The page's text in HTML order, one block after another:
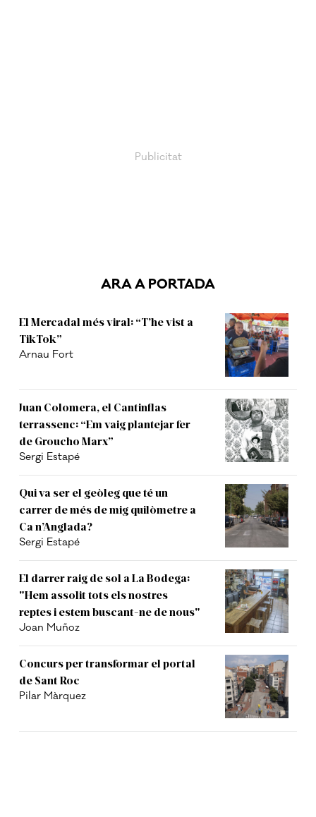
ARA A PORTADA
El Mercadal més viral: “T’he vist a
TikTok”
Arnau Fort
Juan Colomera, el Cantinflas
terrassenc: “Em vaig plantejar fer
de Groucho Marx”
Sergi Estapé
Qui va ser el geòleg que té un
carrer de més de mig quilòmetre a
Ca n’Anglada?
Sergi Estapé
El darrer raig de sol a La Bodega:
"Hem assolit tots els nostres
reptes i estem buscant-ne de nous"
Joan Muñoz
Concurs per transformar el portal
de Sant Roc
Pilar Màrquez